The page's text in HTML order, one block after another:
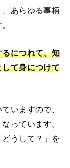
あらゆる事柄
につれて、知
て身につけて
いますので、
っています。
うして？」を